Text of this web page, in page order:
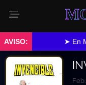
MOVIE
➤ En